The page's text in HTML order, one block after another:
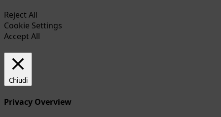
Reject All
Cookie Settings
Accept All
Chiudi
Privacy Overview